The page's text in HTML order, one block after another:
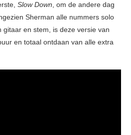
Slow Down, om de andere dag
Sherman alle nummers solo
gitaar en stem, is deze versie van
en totaal ontdaan van alle extra